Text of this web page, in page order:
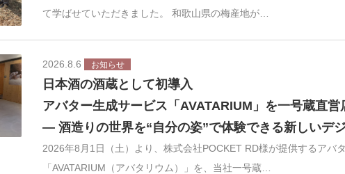
て学ばせていただきました。 和歌山県の梅産地が…
2026.8.6 お知らせ
日本酒の酒蔵として初導入
アバター生成サービス「AVATARIUM」を一号蔵直営
― 酒造りの世界を“自分の姿”で体験できる新しいデ
2026年8月1日（土）より、株式会社POCKET RD様が提供するアバ
「AVATARIUM（アバタリウム）」を、当社一号蔵…